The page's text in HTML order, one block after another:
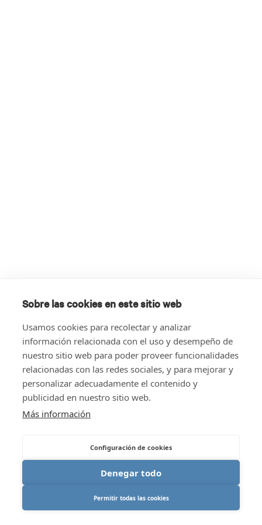
Sobre las cookies en este sitio web
Usamos cookies para recolectar y analizar
información relacionada con el uso y desempeño de
nuestro sitio web para poder proveer funcionalidades
relacionadas con las redes sociales, y para mejorar y
personalizar adecuadamente el contenido y
publicidad en nuestro sitio web.
Más información
Configuración de cookies
Denegar todo
Permitir todas las cookies